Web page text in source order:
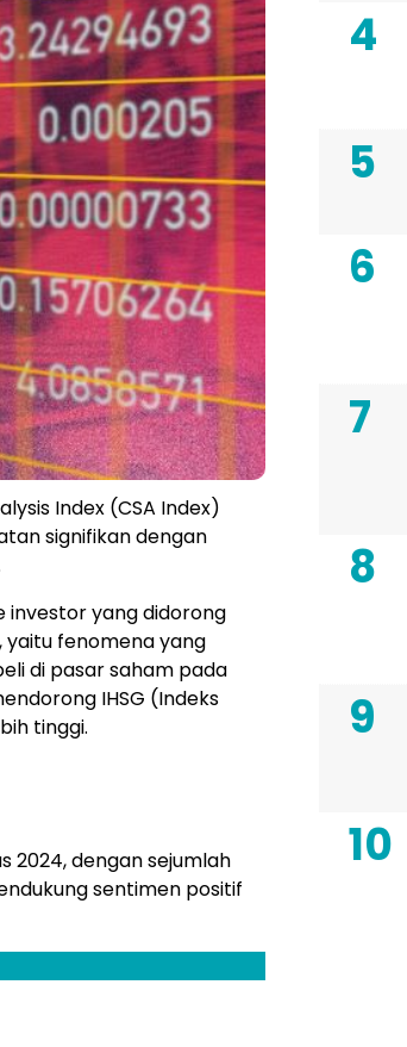
Index (CSA Index)
signifikan dengan
investor yang didorong
fenomena yang
di pasar saham pada
IHSG (Indeks
tinggi.
2024, dengan sejumlah
sentimen positif